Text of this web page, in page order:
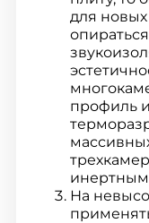
для
профиль
инертным
На